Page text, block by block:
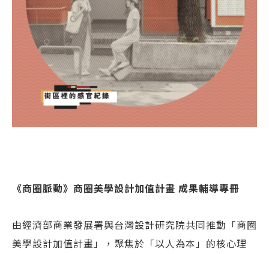
《商圈脈動》商圈美學設計加值計畫 成果輔導專冊
由經濟部商業發展署與台灣設計研究院共同推動「商圈
美學設計加值計畫」，聚焦於「以人為本」的核心理